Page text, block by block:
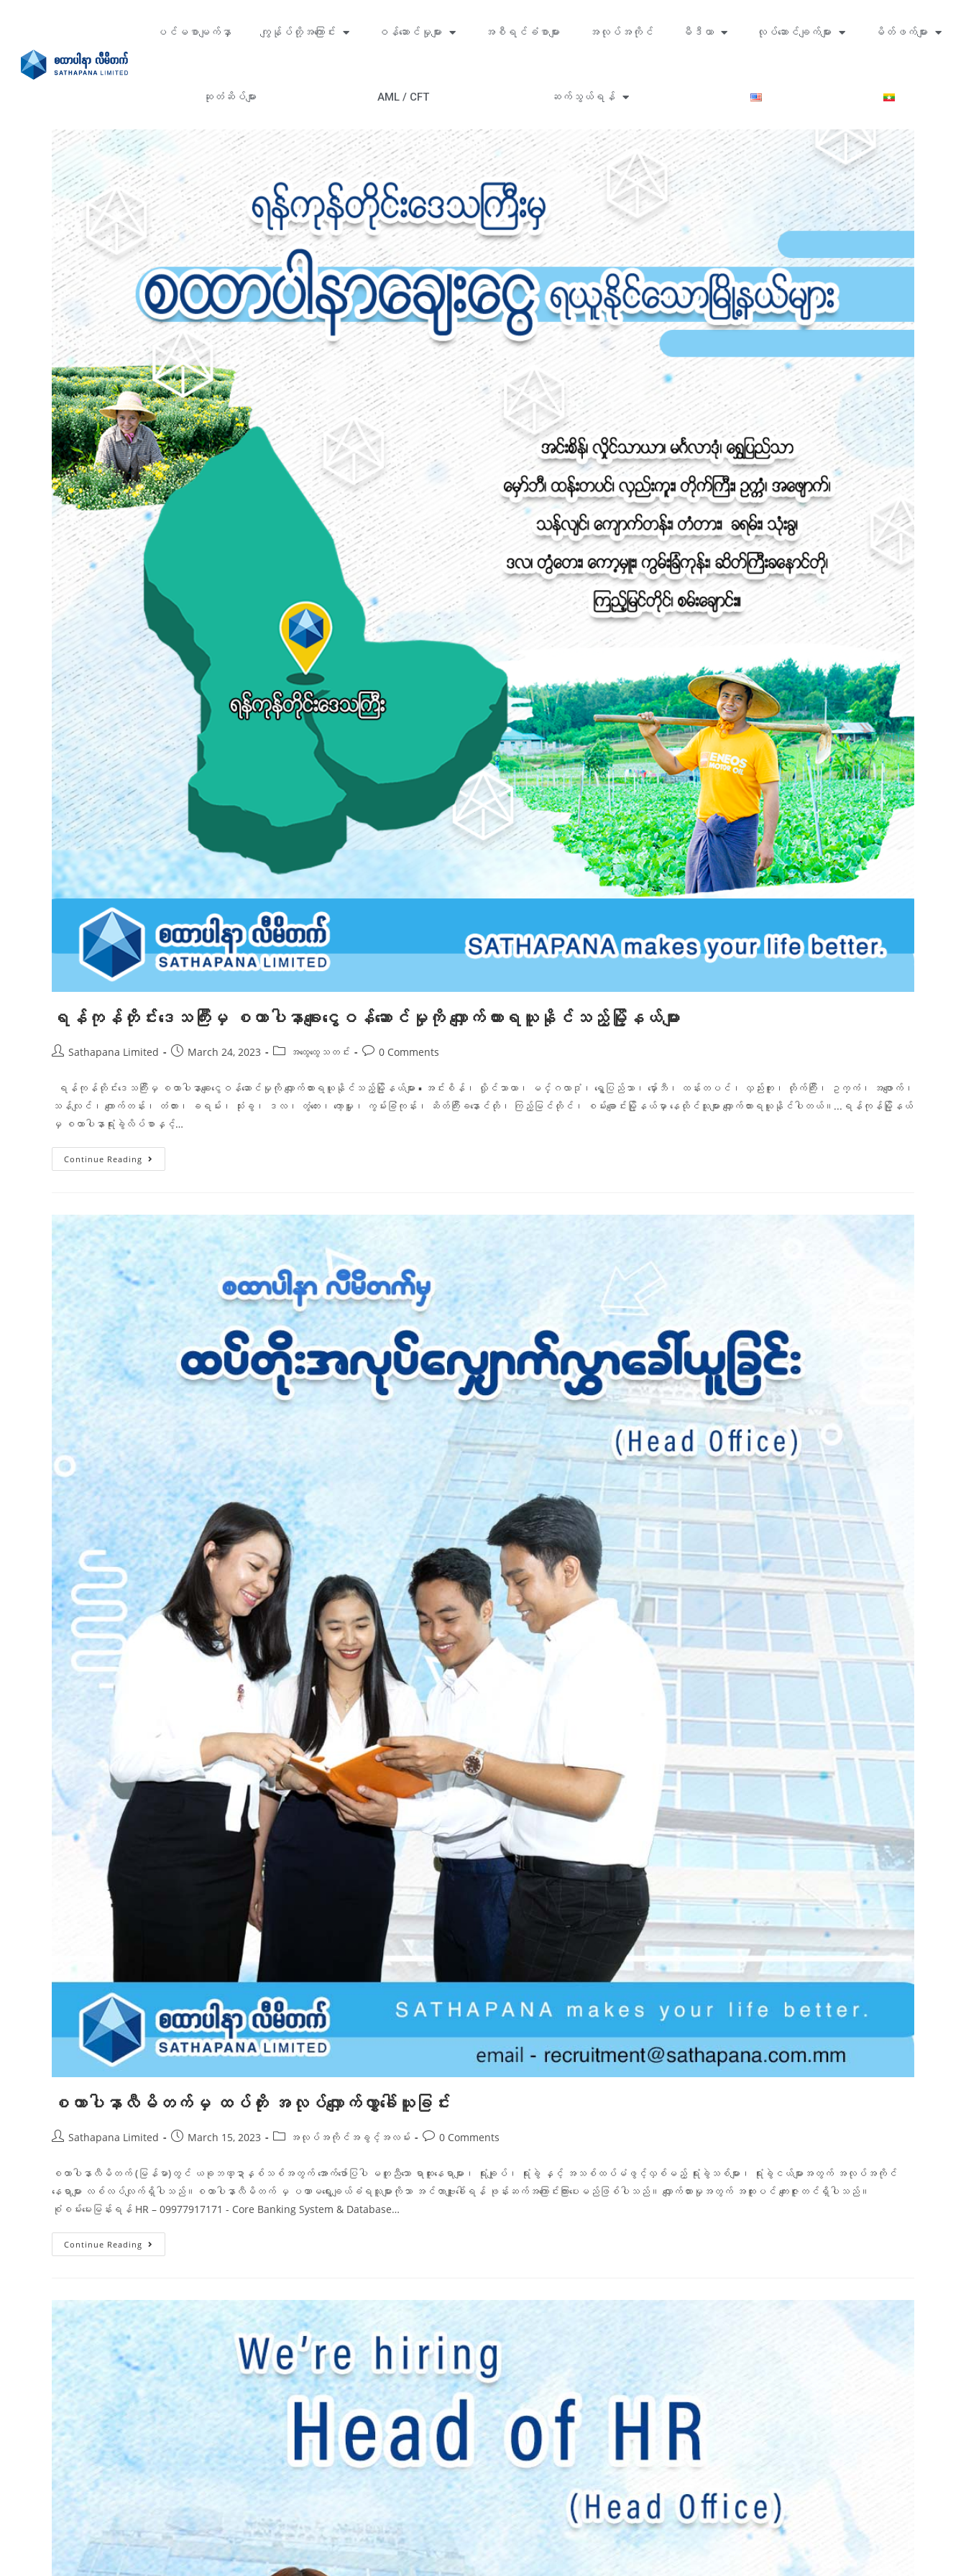
ပင်မစာမျက်နှာ ကျွန်ုပ်တို့အကြောင်း ဝန်ဆောင်မှုများ အစီရင်ခံစာများ အလုပ်အကိုင် မီဒီယာ လုပ်ဆောင်ချက်များ မိတ်ဖက်များ
ဆုတံဆိပ်များ AML / CFT ဆက်သွယ်ရန်
ရန်ကုန်တိုင်းဒေသကြီးမှ စထာပါနာချေးငွေဝန်ဆောင်မှုကို လျှောက်ထားရယူနိုင်သည့်မြို့နယ်များ
Sathapana Limited March 24, 2023 အထွေထွေသတင်း 0 Comments
ရန်ကုန်တိုင်းဒေသကြီးမှ စထာပါနာချေးငွေဝန်ဆောင်မှုကို လျှောက်ထားရယူနိုင်သည့်မြို့နယ်များ ▪ အင်းစိန်၊ လှိုင်သာယာ၊ မင်္ဂလာဒုံ၊ ရွှေပြည်သာ၊ မှော်ဘီ၊ ထန်းတပင်၊ လှည်းကူး၊ တိုက်ကြီး၊ ဥက္ကံ၊ အဖျောက်၊
သန်လျင်၊ ကျောက်တန်း၊ တံတား၊ ခရမ်း၊ သုံးခွ၊ ဒလ၊ တွံတေး၊ ကော့မှူး၊ ကွမ်းခြံကုန်း၊ ဆိတ်ကြီးခနောင်တို၊ ကြည့်မြင်တိုင်၊ စမ်းချောင်းမြို့နယ်မှာ နေထိုင်သူများ လျှောက်ထားရယူနိုင်ပါတယ်။...ရန်ကုန်မြို့နယ်
မှ စထာပါနာရုံးခွဲလိပ်စာနှင့်…
Continue Reading
စထာပါနာလီမိတက်မှ ထပ်တိုး အလုပ်လျှောက်လွှာခေါ်ယူခြင်း
Sathapana Limited March 15, 2023 အလုပ်အကိုင်အခွင့်အလမ်း 0 Comments
စထာပါနာလီမိတက် (မြန်မာ)တွင် ယခုဘဏ္ဍာနှစ်သစ်အတွက် အောက်ဖော်ပြပါ မတူညီသော ရာထူးနေရာများ၊ ရုံးချုပ်၊ ရုံးခွဲ နှင့် အသစ်ထပ်မံဖွင့်လှစ်မည့် ရုံးခွဲသစ်များ၊ ရုံးခွဲငယ်များအတွက် အလုပ်အကိုင်
နေရာများ လစ်လပ်လျက်ရှိပါသည်။စထာပါနာလီမိတက် မှ ပဏာမရွေးချယ်ခံရသူများကိုသာ အင်တာဗျူးခေါ်ရန် ဖုန်းဆက်အကြောင်းကြားပေးမည်ဖြစ်ပါသည်။ လျှောက်ထားမှုအတွက် အထူးပင် ကျေးဇူးတင်ရှိပါသည်။
စုံစမ်းမေးမြန်းရန် HR – 09977917171 - Core Banking System & Database…
Continue Reading